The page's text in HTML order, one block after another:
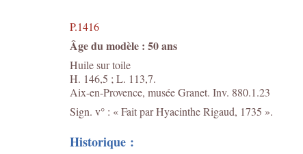
P.1416
Âge du modèle : 50 ans
Huile sur toile
H. 146,5 ; L. 113,7.
Aix-en-Provence, musée Granet. Inv. 880.1.23
Sign. v° : « Fait par Hyacinthe Rigaud, 1735 ».
Historique :